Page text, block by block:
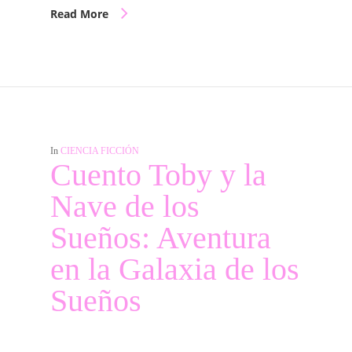
Read More
In CIENCIA FICCIÓN
Cuento Toby y la
Nave de los
Sueños: Aventura
en la Galaxia de los
Sueños